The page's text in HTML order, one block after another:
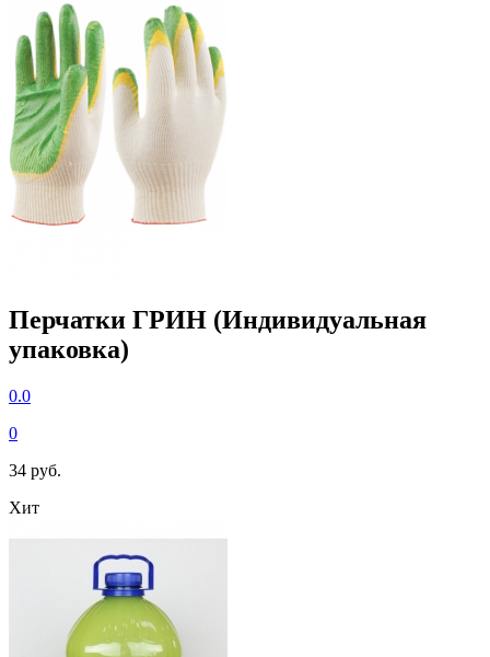
Перчатки ГРИН (Индивидуальная
упаковка)
0.0
0
34 руб.
Хит